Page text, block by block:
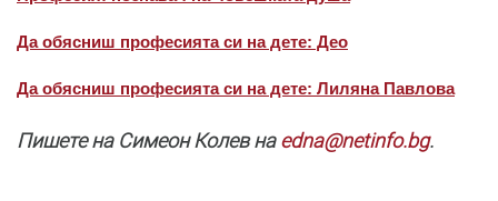
Да обясниш професията си на дете: Део
Да обясниш професията си на дете: Лиляна Павлова
Пишете на Симеон Колев наedna@netinfo.bg.